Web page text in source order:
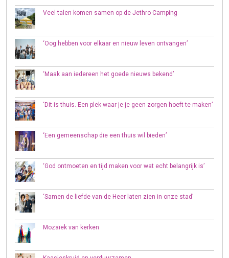
Veel talen komen samen op de Jethro Camping
‘Oog hebben voor elkaar en nieuw leven ontvangen’
‘Maak aan iedereen het goede nieuws bekend’
‘Dit is thuis. Een plek waar je je geen zorgen hoeft te maken’
‘Een gemeenschap die een thuis wil bieden’
‘God ontmoeten en tijd maken voor wat echt belangrijk is’
‘Samen de liefde van de Heer laten zien in onze stad’
Mozaïek van kerken